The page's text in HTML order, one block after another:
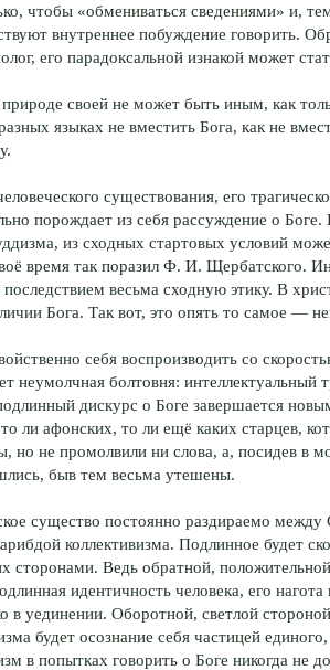
чтобы «обмениваться сведениями» и,
внутреннее побуждение говорить.
его парадоксальной изнакой может
своей не может быть иным, как
языках не вместить Бога, как не
существования, его
порождает из себя рассуждение о
из сходных стартовых условий
время так поразил Ф. И. Щербатского.
весьма сходную этику. В
Бога. Так вот, это опять то самое —
себя воспроизводить со
неумолчная болтовня: интеллектуальный
дискурс о Боге завершается
ли афонских, то ли ещё каких старцев,
но не промолвили ни слова, а, посидев в
быв тем весьма утешены.
существо постоянно раздираемо между
коллективизма. Подлинное будет
Ведь обратной,
идентичность человека, его
в уединении. Оборотной, светлой
будет осознание себя частицей
в попытках говорить о Боге никогда не